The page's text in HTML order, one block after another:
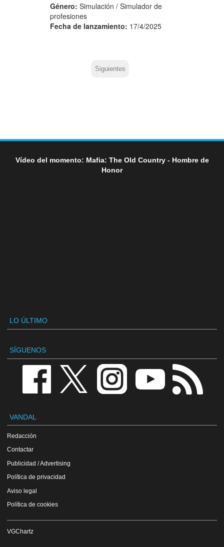
Género: Simulación / Simulador de
profesiones
Fecha de lanzamiento: 17/4/2025
Siguientes
Vídeo del momento: Mafia: The Old Country - Hombre de
Honor
LO ÚLTIMO
SÍGUENOS
VANDAL
Redacción
Contactar
Publicidad / Advertising
Política de privacidad
Aviso legal
Política de cookies
VGChartz